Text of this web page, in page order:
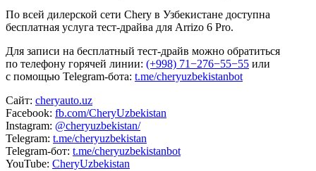
По всей дилерской сети Chery в Узбекистане доступна
бесплатная услуга тест-драйва для Arrizo 6 Pro.
Для записи на бесплатный тест-драйв можно обратиться
по телефону горячей линии: (+998) 71−276−55−55 или
с помощью Telegram-бота: t.me/cheryuzbekistanbot
Сайт: cheryauto.uz
Facebook: fb.com/CheryUzbekistan
Instagram: @cheryuzbekistan/
Telegram: t.me/cheryuzbekistan
Telegram-бот: t.me/cheryuzbekistanbot
YouTube: CheryUzbekistan